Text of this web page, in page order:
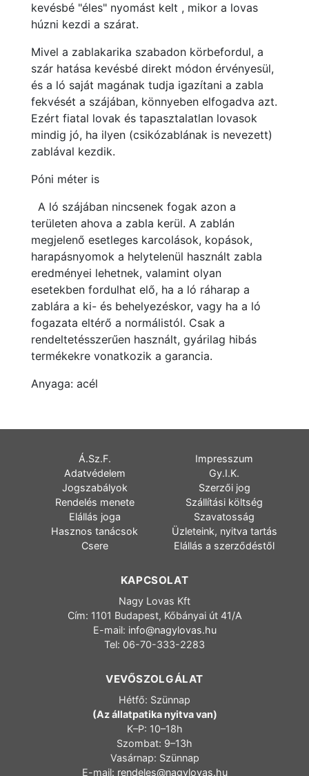
kevésbé "éles" nyomást kelt , mikor a lovas
húzni kezdi a szárat.
Mivel a zablakarika szabadon körbefordul, a
szár hatása kevésbé direkt módon érvényesül,
és a ló saját magának tudja igazítani a zabla
fekvését a szájában, könnyeben elfogadva azt.
Ezért fiatal lovak és tapasztalatlan lovasok
mindig jó, ha ilyen (csikózablának is nevezett)
zablával kezdik.
Póni méter is
A ló szájában nincsenek fogak azon a
területen ahova a zabla kerül. A zablán
megjelenő esetleges karcolások, kopások,
harapásnyomok a helytelenül használt zabla
eredményei lehetnek, valamint olyan
esetekben fordulhat elő, ha a ló ráharap a
zablára a ki- és behelyezéskor, vagy ha a ló
fogazata eltérő a normálistól. Csak a
rendeltetésszerűen használt, gyárilag hibás
termékekre vonatkozik a garancia.
Anyaga: acél
Á.Sz.F.
Impresszum
Adatvédelem
Gy.I.K.
Jogszabályok
Szerzői jog
Rendelés menete
Szállítási költség
Elállás joga
Szavatosság
Hasznos tanácsok
Üzleteink, nyitva tartás
Csere
Elállás a szerződéstől
KAPCSOLAT
Nagy Lovas Kft
Cím: 1101 Budapest, Kőbányai út 41/A
E-mail: info@nagylovas.hu
Tel: 06-70-333-2283
VEVŐSZOLGÁLAT
Hétfő: Szünnap
(Az állatpatika nyitva van)
K–P: 10–18h
Szombat: 9–13h
Vasárnap: Szünnap
E-mail: rendeles@nagylovas.hu